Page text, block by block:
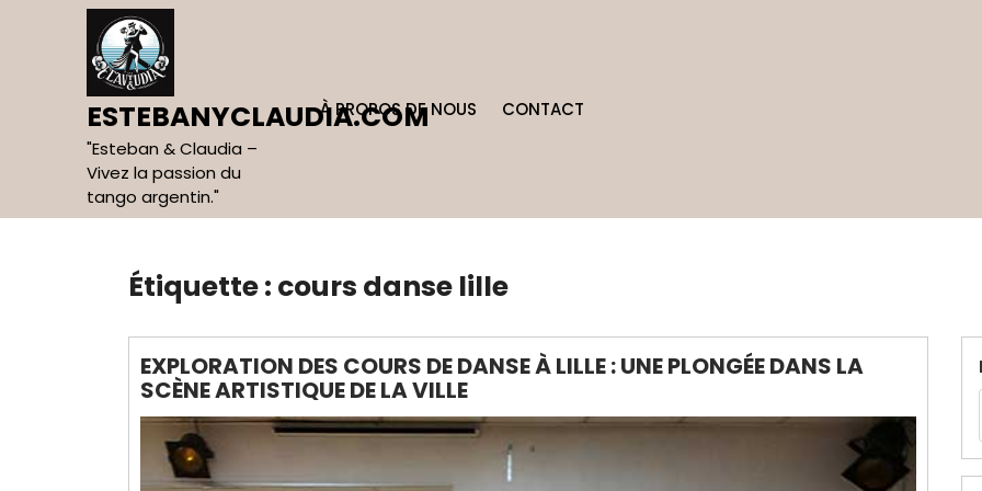
ESTEBANYCLAUDIA.COM
"Esteban & Claudia –
Vivez la passion du
tango argentin."
À PROPOS DE NOUS CONTACT
Étiquette : cours danse lille
EXPLORATION DES COURS DE DANSE À LILLE : UNE PLONGÉE DANS LA
SCÈNE ARTISTIQUE DE LA VILLE